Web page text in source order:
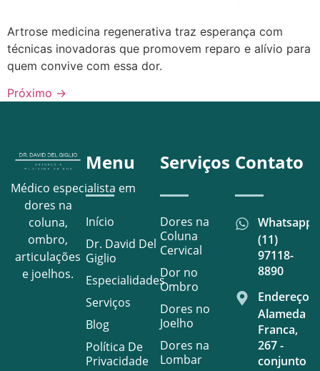
Artrose medicina regenerativa traz esperança com
técnicas inovadoras que promovem reparo e alívio para
quem convive com essa dor.
Próximo →
Médico especialista em
dores na
coluna,
ombro,
articulações
e joelhos.
Menu
Início
Dr. David Del
Giglio
Especialidades
Serviços
Blog
Política De
Privacidade
Serviços
Dores na
Coluna
Cervical
Dor no
Ombro
Dores no
Joelho
Dores na
Lombar
Contato
Whatsapp
(11)
97118-
8890
Endereço
Alameda
Franca,
267 -
conjunto